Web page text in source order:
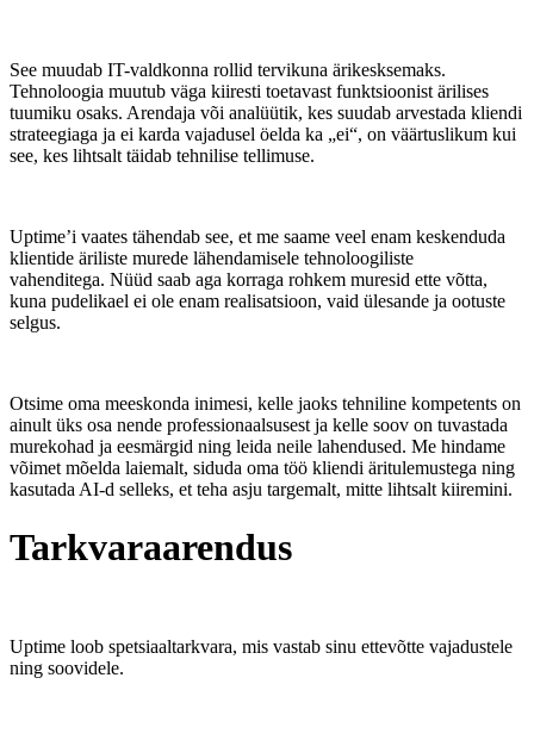
See muudab IT-valdkonna rollid tervikuna ärikesksemaks.
Tehnoloogia muutub väga kiiresti toetavast funktsioonist ärilises
tuumiku osaks. Arendaja või analüütik, kes suudab arvestada kliendi
strateegiaga ja ei karda vajadusel öelda ka „ei“, on väärtuslikum kui
see, kes lihtsalt täidab tehnilise tellimuse.
Uptime’i vaates tähendab see, et me saame veel enam keskenduda
klientide äriliste murede lähendamisele tehnoloogiliste
vahenditega. Nüüd saab aga korraga rohkem muresid ette võtta,
kuna pudelikael ei ole enam realisatsioon, vaid ülesande ja ootuste
selgus.
Otsime oma meeskonda inimesi, kelle jaoks tehniline kompetents on
ainult üks osa nende professionaalsusest ja kelle soov on tuvastada
murekohad ja eesmärgid ning leida neile lahendused. Me hindame
võimet mõelda laiemalt, siduda oma töö kliendi äritulemustega ning
kasutada AI-d selleks, et teha asju targemalt, mitte lihtsalt kiiremini.
Tarkvaraarendus
Uptime loob spetsiaaltarkvara, mis vastab sinu ettevõtte vajadustele
ning soovidele.